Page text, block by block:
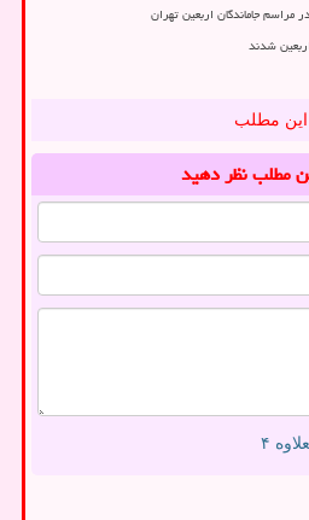
مراسم جاماندگان اربعین تهران
شدند
این مطلب
مطلبنظر دهید